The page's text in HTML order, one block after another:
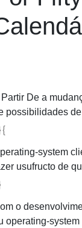
Partir De a
possibilidades
system
usufructo de
o
operating-